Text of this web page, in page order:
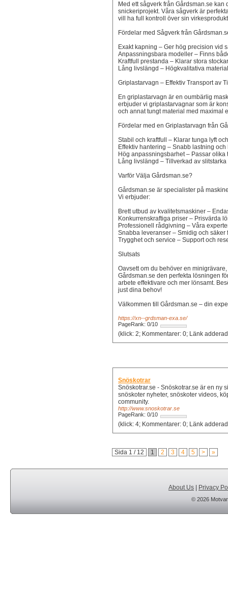
Med ett sågverk från Gårdsman.se
snickeriprojekt. Våra sågverk är
vill ha full kontroll över sin
Fördelar med Sågverk från
Exakt kapning – Ger hög precision vid
Anpassningsbara modeller – Finns
Kraftfull prestanda – Klarar stora
Lång livslängd – Högkvalitativa
Griplastarvagn – Effektiv Transport av
En griplastarvagn är en oumbärlig
erbjuder vi griplastarvagnar som är
och annat tungt material med maximal
Fördelar med en Griplastarvagn från
Stabil och kraftfull – Klarar tunga lyft
Effektiv hantering – Snabb lastning
Hög anpassningsbarhet – Passar olika
Lång livslängd – Tillverkad av
Varför Välja Gårdsman.se?
Gårdsman.se är specialister på
Vi erbjuder:
Brett utbud av kvalitetsmaskiner –
Konkurrenskraftiga priser – Prisvärda
Professionell rådgivning – Våra
Snabba leveranser – Smidig och säker
Trygghet och service – Support och
Slutsats
Oavsett om du behöver en
Gårdsman.se den perfekta lösningen
arbete effektivare och mer lönsamt.
just dina behov!
Välkommen till Gårdsman.se – din
https://xn--grdsman-exa.se/
PageRank: 0/10
Snöskotrar
Snöskotrar.se - Snöskotrar.se är en ny
snöskoter nyheter, snöskoter videos,
community.
http://www.snoskotrar.se
PageRank: 0/10
(klick: 4; Kommentarer:
Sida 1 / 12 1 2 3 4 5 > »
About Us Privacy
© 2026